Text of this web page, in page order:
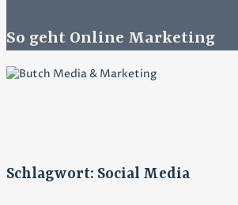
So geht Online Marketing
Schlagwort: Social Media